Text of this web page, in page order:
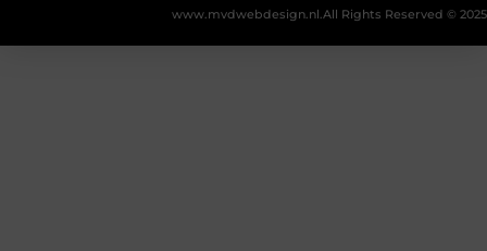
All Rights Reserved © 2025
www.mvdwebdesign.nl.